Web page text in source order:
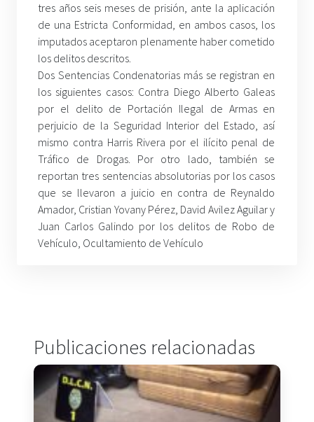
tres años seis meses de prisión, ante la aplicación
de una Estricta Conformidad, en ambos casos, los
imputados aceptaron plenamente haber cometido
los delitos descritos.
Dos Sentencias Condenatorias más se registran en
los siguientes casos: Contra Diego Alberto Galeas
por el delito de Portación Ilegal de Armas en
perjuicio de la Seguridad Interior del Estado, así
mismo contra Harris Rivera por el ilícito penal de
Tráfico de Drogas. Por otro lado, también se
reportan tres sentencias absolutorias por los casos
que se llevaron a juicio en contra de Reynaldo
Amador, Cristian Yovany Pérez, David Avilez Aguilar y
Juan Carlos Galindo por los delitos de Robo de
Vehículo, Ocultamiento de Vehículo
Publicaciones relacionadas